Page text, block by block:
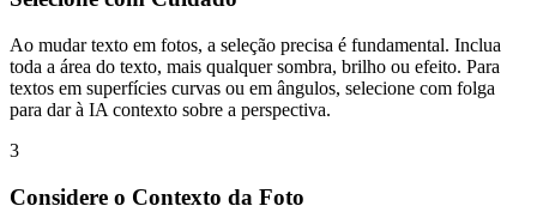
Ao mudar texto em fotos, a seleção precisa é fundamental. Inclua
toda a área do texto, mais qualquer sombra, brilho ou efeito. Para
textos em superfícies curvas ou em ângulos, selecione com folga
para dar à IA contexto sobre a perspectiva.
3
Considere o Contexto da Foto